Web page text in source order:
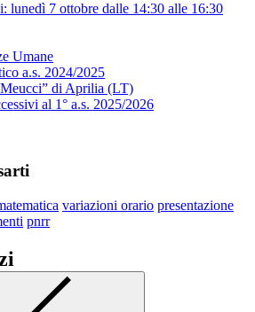
lunedì 7 ottobre dalle 14:30 alle 16:30
Umane
a.s. 2024/2025
di Aprilia (LT)
al 1° a.s. 2025/2026
variazioni orario presentazione
pnrr